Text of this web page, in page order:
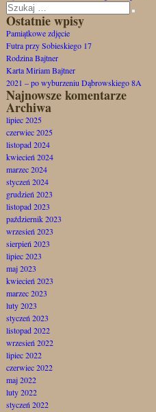
Szukaj:
Szukaj
Ostatnie wpisy
Pamiątkowe zdjęcie
Futra przy Sobieskiego 17
Rodzina Bajtner
Karta Miriam Bajtner
2021 – po wyburzeniu Dąbrowskiego 8A
Najnowsze komentarze
Archiwa
lipiec 2025
czerwiec 2025
listopad 2024
kwiecień 2024
marzec 2024
styczeń 2024
grudzień 2023
listopad 2023
październik 2023
wrzesień 2023
sierpień 2023
lipiec 2023
maj 2023
kwiecień 2023
marzec 2023
luty 2023
styczeń 2023
listopad 2022
wrzesień 2022
lipiec 2022
czerwiec 2022
maj 2022
luty 2022
styczeń 2022